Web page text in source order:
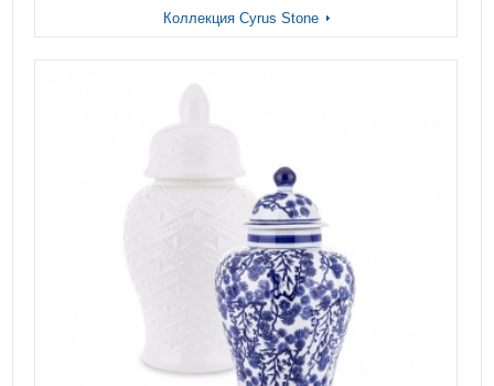
Коллекция Cyrus Stone